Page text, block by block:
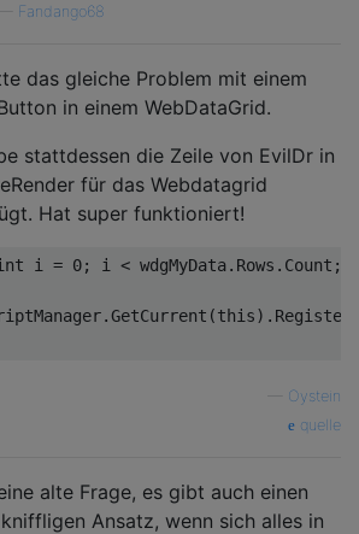
Fandango68
das gleiche Problem mit einem
in einem WebDataGrid.
stattdessen die Zeile von EvilDr in
für das Webdatagrid
Hat super funktioniert!
i = 0; i < wdgMyData.Rows.Count;
this
Oystein
quelle
alte Frage, es gibt auch einen
Ansatz, wenn sich alles in